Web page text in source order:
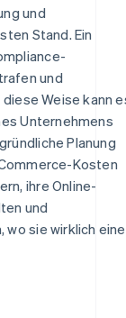
und
Stand. Ein
und
Weise kann
Unternehmens
Planung
Kosten
ihre Online-
und
sie wirklich